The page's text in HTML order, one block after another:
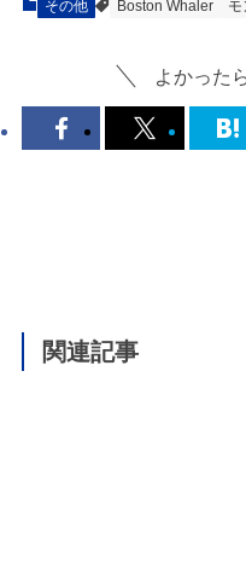
その他 Boston Whaler モ
よかった
関連記事